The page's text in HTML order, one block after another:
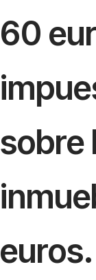
60
sobre